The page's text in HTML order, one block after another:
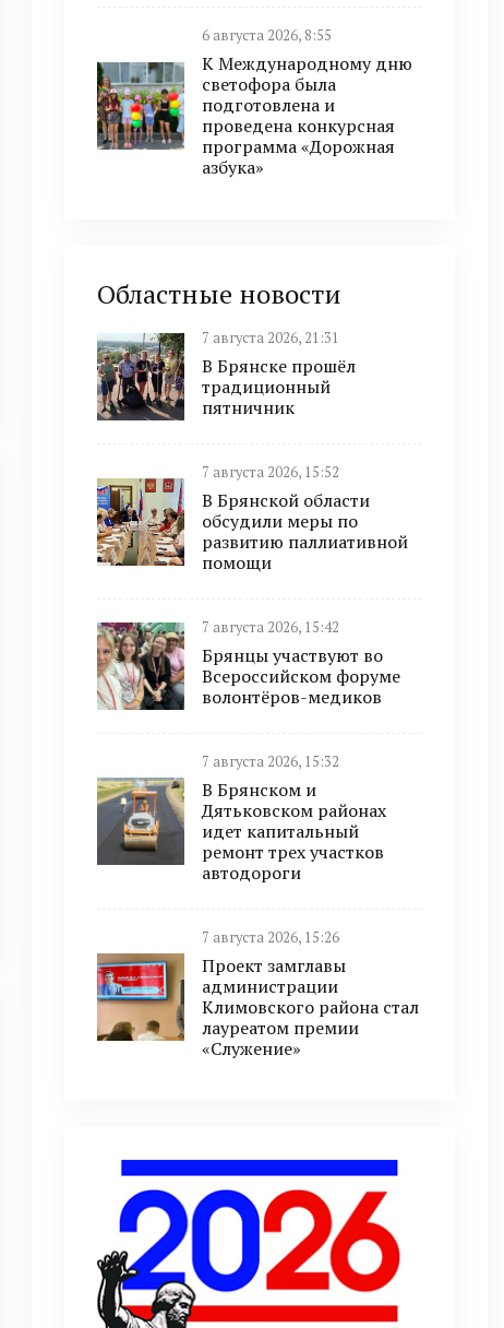
6 августа 2026, 8:55
К Международному дню
светофора была
подготовлена и
проведена конкурсная
программа «Дорожная
азбука»
Областные новости
7 августа 2026, 21:31
В Брянске прошёл
традиционный
пятничник
7 августа 2026, 15:52
В Брянской области
обсудили меры по
развитию паллиативной
помощи
7 августа 2026, 15:42
Брянцы участвуют во
Всероссийском форуме
волонтёров-медиков
7 августа 2026, 15:32
В Брянском и
Дятьковском районах
идет капитальный
ремонт трех участков
автодороги
7 августа 2026, 15:26
Проект замглавы
администрации
Климовского района стал
лауреатом премии
«Служение»